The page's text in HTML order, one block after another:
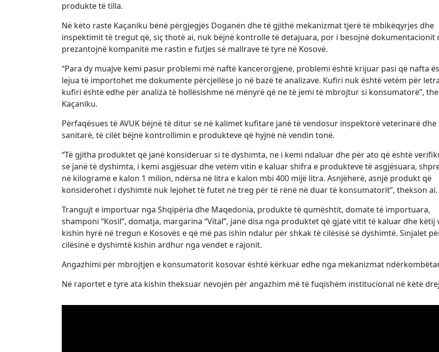
produkte të tilla.
Në këto raste Kaçaniku bënë përgjegjës Doganën dhe të gjithë mekanizmat tjerë të mbikëqyrjes dhe
inspektimit të tregut që, siç thotë ai, nuk bëjnë kontrolle të detajuara, por i besojnë dokumentacionit
prezantojnë kompanitë me rastin e futjes së mallrave të tyre në Kosovë.
“Para dy muajve kemi pasur problemi më naftë kancerorgjene, problemi është krijuar pasi që nafta
lejua të importohet me dokumente përcjellëse jo në bazë të analizave. Kufiri nuk është vetëm për
kufiri është edhe për analiza të hollësishme në mënyrë që ne të jemi të mbrojtur si konsumatorë”,
Kaçaniku.
Përfaqësues të AVUK bëjnë të ditur se në kalimet kufitare janë të vendosur inspektorë veterinarë
sanitarë, të cilët bëjnë kontrollimin e produkteve që hyjnë në vendin tonë.
“Të gjitha produktet që janë konsideruar si të dyshimta, ne i kemi ndaluar dhe për ato që është
se janë të dyshimta, i kemi asgjësuar dhe vetëm vitin e kaluar shifra e produkteve të asgjësuara,
në kilogramë e kalon 1 milion, ndërsa në litra e kalon mbi 400 mijë litra. Asnjëherë, asnjë produkt që
konsiderohet i dyshimtë nuk lejohet të futet në treg për të rënë në duar të konsumatorit”, thekson ai.
Trangujt e importuar nga Shqipëria dhe Maqedonia, produkte të qumështit, domate të importuara,
shamponi “Kosil”, domatja, margarina “Vital”, janë disa nga produktet që gjatë vitit të kaluar dhe këtij
kishin hyrë në tregun e Kosovës e që më pas ishin ndalur për shkak të cilësisë së dyshimtë. Sinjalet
cilësinë e dyshimtë kishin ardhur nga vendet e rajonit.
Angazhimi për mbrojtjen e konsumatorit kosovar është kërkuar edhe nga mekanizmat
Në raportet e tyre ata kishin theksuar nevojën për angazhim më të fuqishëm institucional në këtë